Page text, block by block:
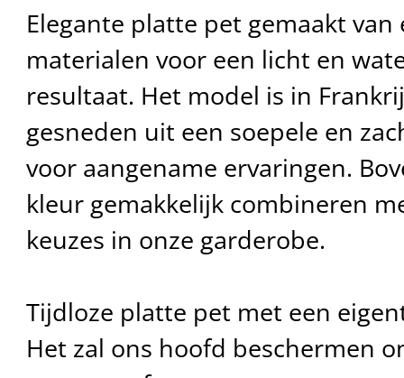
Elegante platte pet gemaakt van
materialen voor een licht en
resultaat. Het model is in
gesneden uit een soepele en
voor aangename ervaringen.
kleur gemakkelijk combineren
keuzes in onze garderobe.
Tijdloze platte pet met een
Het zal ons hoofd beschermen